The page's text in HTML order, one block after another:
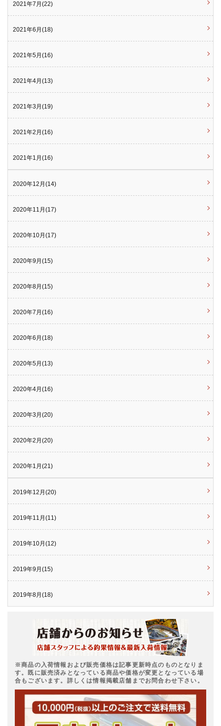
2021年7月(22)
2021年6月(18)
2021年5月(16)
2021年4月(13)
2021年3月(19)
2021年2月(16)
2021年1月(16)
2020年12月(14)
2020年11月(17)
2020年10月(17)
2020年9月(15)
2020年8月(15)
2020年7月(16)
2020年6月(18)
2020年5月(13)
2020年4月(16)
2020年3月(20)
2020年2月(20)
2020年1月(21)
2019年12月(20)
2019年11月(11)
2019年10月(12)
2019年9月(15)
2019年8月(18)
※商品の入荷情報および販売価格は記事更新時点のものとなりま
す。既に販売済みとなっている商品や価格が変更となっている場
合もございます。詳しくは情報掲載店舗までお問合わせ下さい。